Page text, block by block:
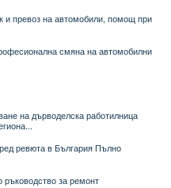
превоз на автомобили, помощ при
смяна на автомобилни
на дърводелска работилница
ревюта в България Пълно
за ремонт